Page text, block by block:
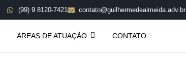
(99) 9 8120-7421 contato@guilhermedealmeida.adv.br
ÁREAS DE ATUAÇÃO CONTATO